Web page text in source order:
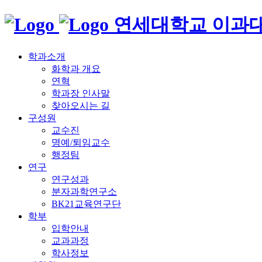
연세대학교 이과
학과소개
화학과 개요
연혁
학과장 인사말
찾아오시는 길
구성원
교수진
명예/퇴임교수
행정팀
연구
연구성과
분자과학연구소
BK21교육연구단
학부
입학안내
교과과정
학사정보